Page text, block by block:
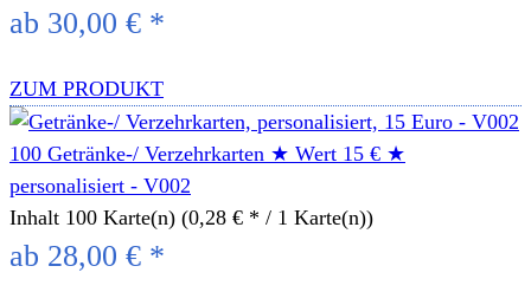
ab 30,00 € *
ZUM PRODUKT
100 Getränke-/ Verzehrkarten ★ Wert 15 € ★
personalisiert - V002
Inhalt 100 Karte(n) (0,28 € * / 1 Karte(n))
ab 28,00 € *